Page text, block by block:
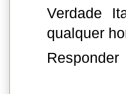
Verdade
qualquer
Responder